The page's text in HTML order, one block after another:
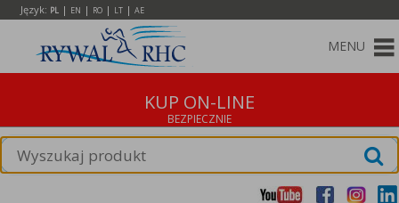
Język: PL | EN | RO | LT | AE
MENU
KUP ON-LINE